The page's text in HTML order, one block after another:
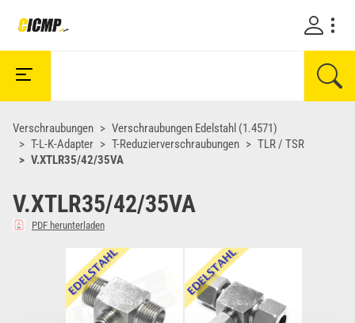
Verschraubungen
Verschraubungen Edelstahl (1.4571)
T-L-K-Adapter
T-Reduzierverschraubungen
TLR / TSR
V.XTLR35/42/35VA
V.XTLR35/42/35VA
PDF herunterladen